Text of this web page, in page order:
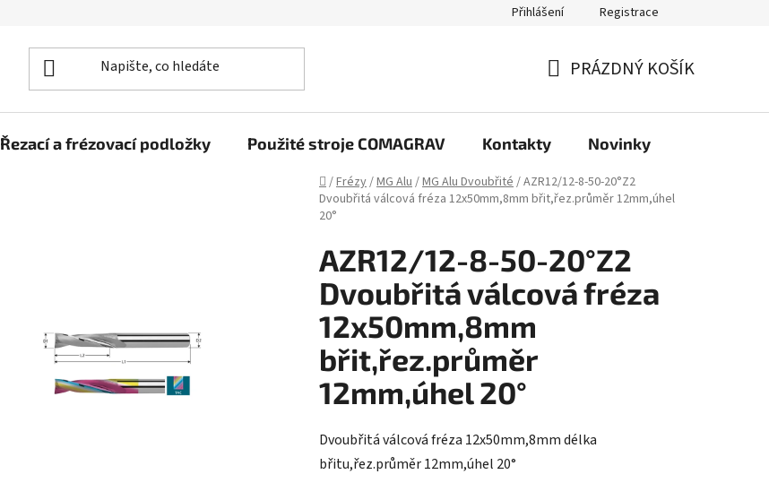
Přihlášení Registrace
KOŠÍK
PRÁZDNÝ KOŠÍK
Řezací a frézovací podložky Použité stroje COMAGRAV Kontakty Novinky
Domů
/Frézy/MG Alu/MG Alu Dvoubřité/AZR12/12-8-50-20°Z2
Dvoubřitá válcová fréza 12x50mm,8mm břit,řez.průměr 12mm,úhel
20°
AZR12/12-8-50-20°Z2
Dvoubřitá válcová fréza
12x50mm,8mm
břit,řez.průměr
12mm,úhel 20°
Dvoubřitá válcová fréza 12x50mm,8mm délka
břitu,řez.průměr 12mm,úhel 20°